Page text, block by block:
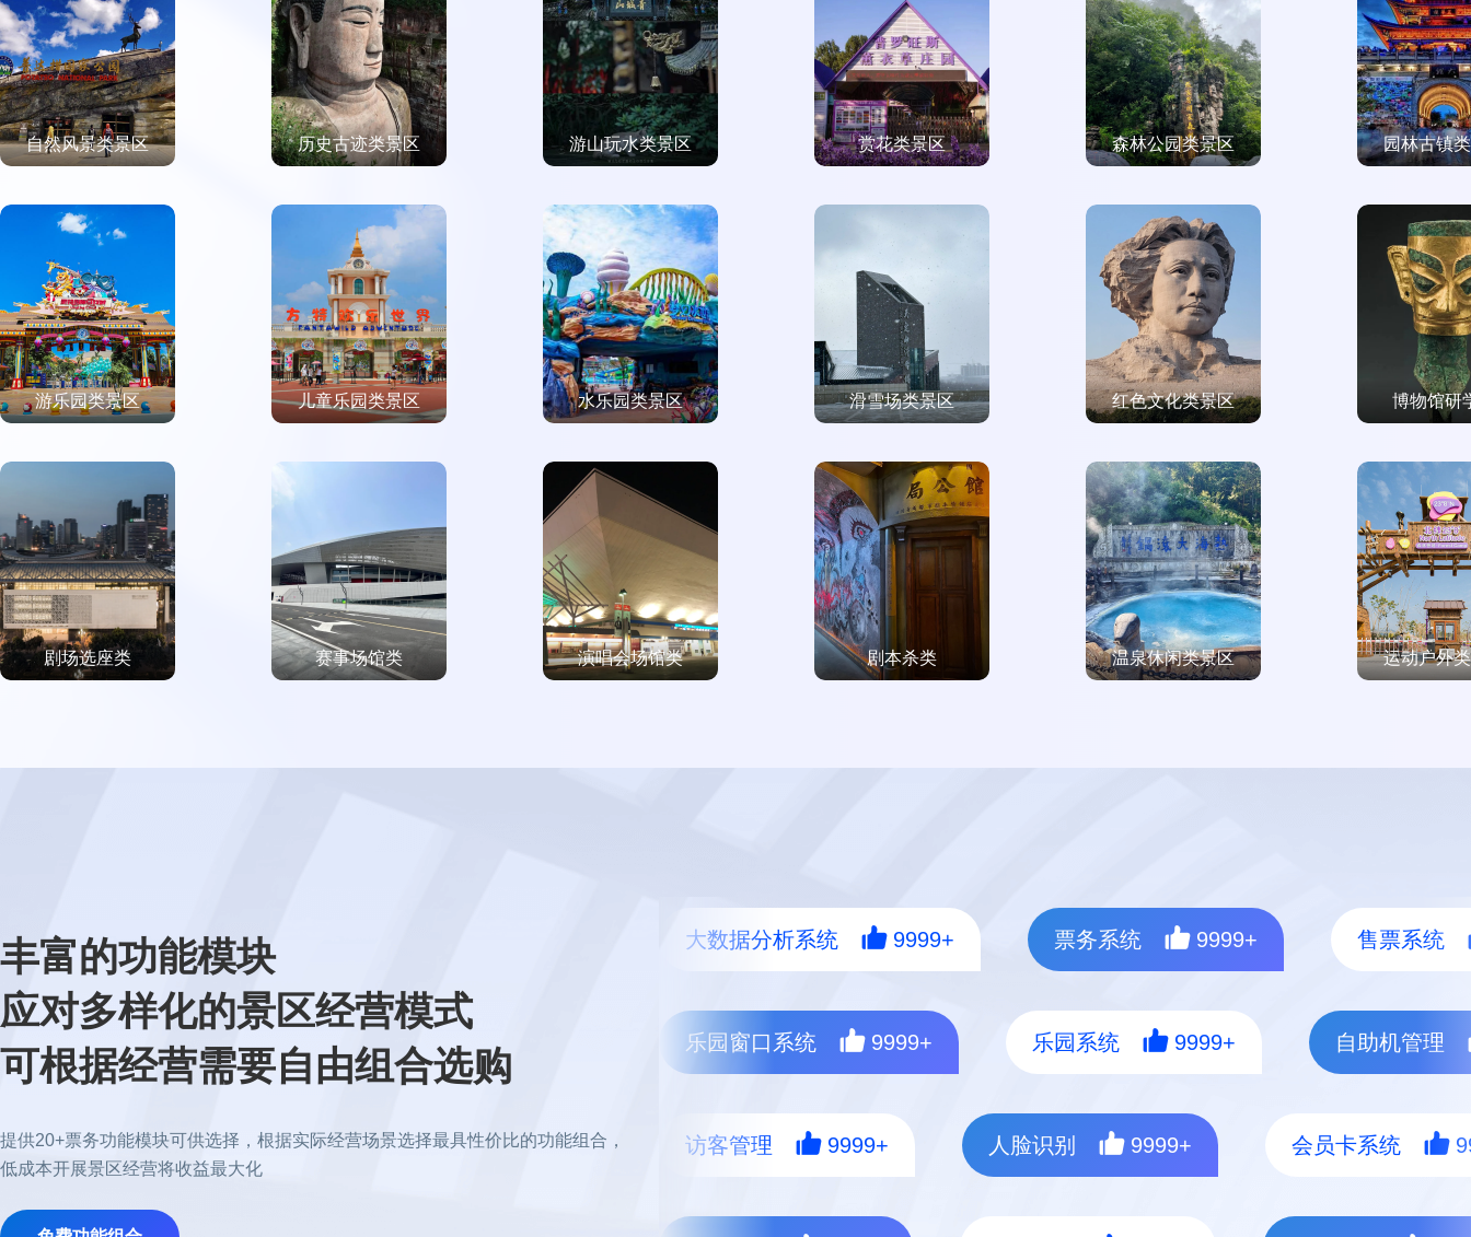
自然风景类景区 历史古迹类景区 游山玩水类景区 赏花类景区 森林公园类景区 园林古镇
游乐园类景区 儿童乐园类景区 水乐园类景区 滑雪场类景区 红色文化类景区 博物馆研
剧场选座类 赛事场馆类 演唱会场馆类 剧本杀类 温泉休闲类景区 运动户外
丰富的功能模块
应对多样化的景区经营模式
可根据经营需要自由组合选购
提供20+票务功能模块可供选择，根据实际经营场景选择最具性价比的功能组合，
低成本开展景区经营将收益最大化
大数据分析系统 9999+ 票务系统 9999+ 售票系统
乐园窗口系统 9999+ 乐园系统 9999+ 自助机管理
访客管理 9999+ 人脸识别 9999+ 会员卡系统